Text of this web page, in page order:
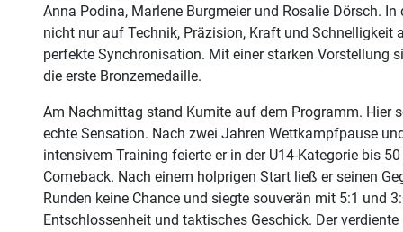
Anna Podina, Marlene Burgmeier und Rosalie Dörsch.
nicht nur auf Technik, Präzision, Kraft und Schnelligkeit
perfekte Synchronisation. Mit einer starken Vorstellung
die erste Bronzemedaille.
Am Nachmittag stand Kumite auf dem Programm. Hier
echte Sensation. Nach zwei Jahren Wettkampfpause
intensivem Training feierte er in der U14-Kategorie bis
Comeback. Nach einem holprigen Start ließ er seinen
Runden keine Chance und siegte souverän mit 5:1 und
Entschlossenheit und taktisches Geschick. Der